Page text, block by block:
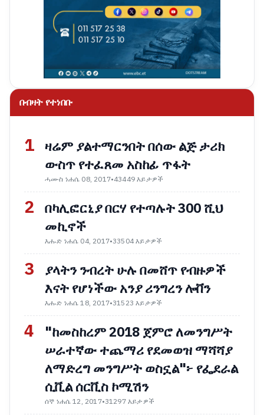
በብዛት የተነበቡ
1 ዛሬም ያልተማርንበት በሰው ልጅ ታሪክ
ውስጥ የተፈጸመ አስከፊ ጥፋት
ሓሙስ ነሐሴ 08, 2017•43449 እይታዎች
2 በካሊፎርኒያ በርሃ የተጣሉት 300 ሺህ
መኪኖች
እሑድ ነሐሴ 04, 2017•33504 እይታዎች
3
ያላትን ንብረት ሁሉ በመሸጥ የብዙዎች
እናት የሆነችው አንያ ሪንግረን ሎቨን
እሑድ ነሐሴ 18, 2017•31523 እይታዎች
4
"ከመስከረም 2018 ጀምሮ ለመንግሥት
ሠራተኛው ተጨማሪ የደመወዝ ማሻሻያ
ለማድረግ መንግሥት ወስኗል"፦ የፌደራል
ሲቪል ሰርቪስ ኮሚሽን
ሰኞ ነሐሴ 12, 2017•31297 እይታዎች